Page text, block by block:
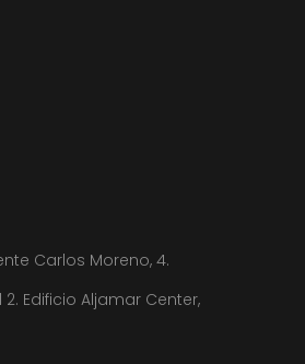
Carlos Moreno, 4.
2. Edificio Aljamar Center,